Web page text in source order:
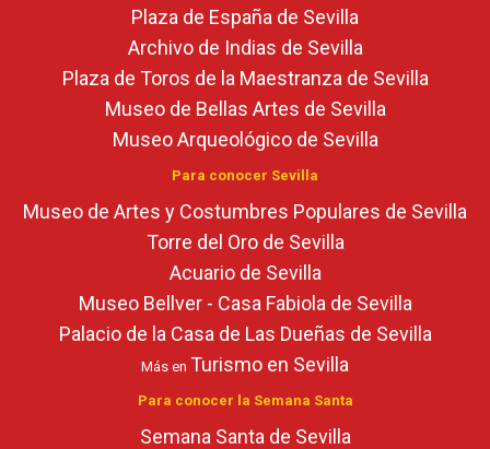
Plaza de España de Sevilla
Archivo de Indias de Sevilla
Plaza de Toros de la Maestranza de Sevilla
Museo de Bellas Artes de Sevilla
Museo Arqueológico de Sevilla
Para conocer Sevilla
Museo de Artes y Costumbres Populares de Sevilla
Torre del Oro de Sevilla
Acuario de Sevilla
Museo Bellver - Casa Fabiola de Sevilla
Palacio de la Casa de Las Dueñas de Sevilla
Más en Turismo en Sevilla
Para conocer la Semana Santa
Semana Santa de Sevilla